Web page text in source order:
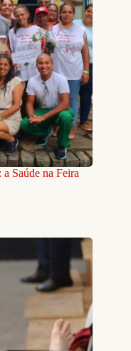
Saúde na Feira